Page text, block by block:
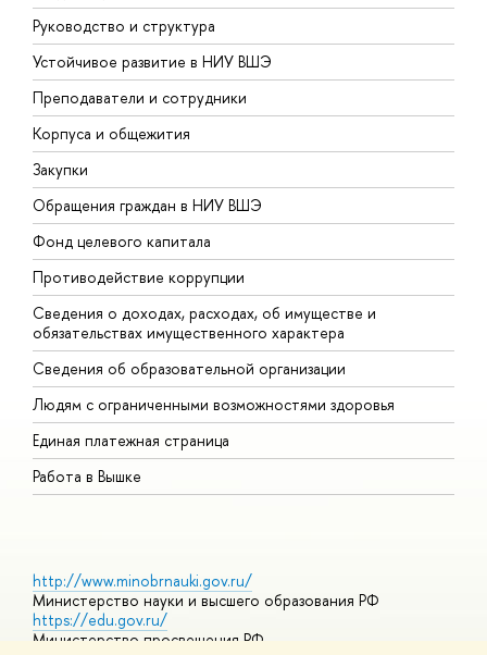
Руководство и структура
Устойчивое развитие в НИУ ВШЭ
Преподаватели и сотрудники
Корпуса и общежития
Закупки
Обращения граждан в НИУ ВШЭ
Фонд целевого капитала
Противодействие коррупции
Сведения о доходах, расходах, об имуществе и
обязательствах имущественного характера
Сведения об образовательной организации
Людям с ограниченными возможностями здоровья
Единая платежная страница
Работа в Вышке
http://www.minobrnauki.gov.ru/
Министерство науки и высшего образования РФ
https://edu.gov.ru/
Министерство просвещения РФ